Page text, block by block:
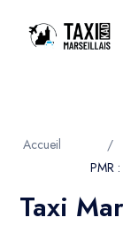
NosNos
Taxis
Taxis
Accueil /
PMR
Taxi